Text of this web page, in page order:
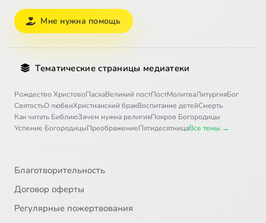
Мне нужна помощь
Тематические страницы медиатеки
Рождество ХристовоПасхаВеликий постПостМолитваЛитургияБог
СвятостьО любвиХристианский бракВоспитание детейСмерть
Как читать БиблиюЗачем нужна религияПокров Богородицы
Успение БогородицыПреображениеПятидесятницаВсе темы →
Благотворительность
Договор оферты
Регулярные пожертвования